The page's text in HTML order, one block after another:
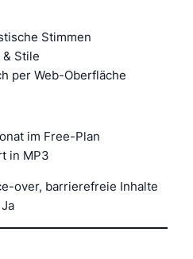
Stimmen
Stile
per Web-Oberfläche
im Free-Plan
in MP3
over, barrierefreie Inhalte
Ja